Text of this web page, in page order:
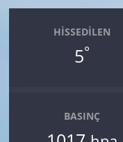
HISSEDILEN
5°
BASINÇ